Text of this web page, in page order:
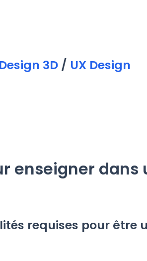
Design 3D / UX Design
enseigner dans
requises pour être